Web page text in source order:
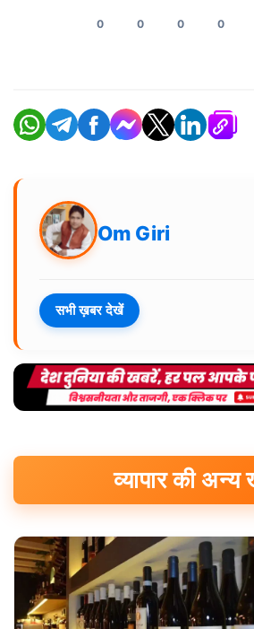
0 0 0 0
Om Giri
सभी ख़बर देखें
व्यापार की अन्य